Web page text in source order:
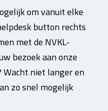
om vanuit elke
button rechts
met de NVKL-
bezoek aan onze
niet langer en
zo snel mogelijk